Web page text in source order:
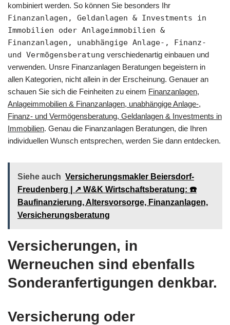
kombiniert werden. So können Sie besonders Ihr
Finanzanlagen, Geldanlagen & Investments in
Immobilien oder Anlageimmobilien &
Finanzanlagen, unabhängige Anlage-, Finanz-
und Vermögensberatung verschiedenartig einbauen und
verwenden. Unsre Finanzanlagen Beratungen begeistern in
allen Kategorien, nicht allein in der Erscheinung. Genauer an
schauen Sie sich die Feinheiten zu einem Finanzanlagen,
Anlageimmobilien & Finanzanlagen, unabhängige Anlage-,
Finanz- und Vermögensberatung, Geldanlagen & Investments in
Immobilien. Genau die Finanzanlagen Beratungen, die Ihren
individuellen Wunsch entsprechen, werden Sie dann entdecken.
Siehe auch Versicherungsmakler Beiersdorf-
Freudenberg | ↗️ W&K Wirtschaftsberatung: ☎️
Baufinanzierung, Altersvorsorge, Finanzanlagen,
Versicherungsberatung
Versicherungen, in
Werneuchen sind ebenfalls
Sonderanfertigungen denkbar.
Versicherung oder